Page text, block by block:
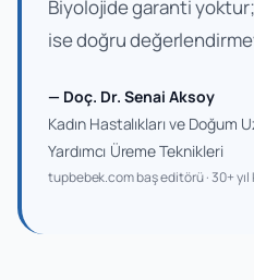
Biyolojide garanti
ise doğru
— Doç. Dr. Senai Aksoy
Kadın Hastalıkları ve Doğum
Yardımcı Üreme Teknikleri
tupbebek.com baş editörü · 30+